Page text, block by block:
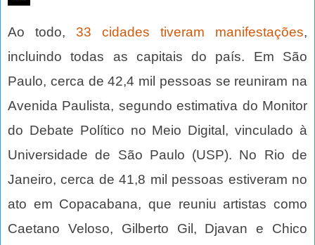
Ao todo, 33 cidades tiveram manifestações,
incluindo todas as capitais do país. Em São
Paulo, cerca de 42,4 mil pessoas se reuniram na
Avenida Paulista, segundo estimativa do Monitor
do Debate Político no Meio Digital, vinculado à
Universidade de São Paulo (USP). No Rio de
Janeiro, cerca de 41,8 mil pessoas estiveram no
ato em Copacabana, que reuniu artistas como
Caetano Veloso, Gilberto Gil, Djavan e Chico